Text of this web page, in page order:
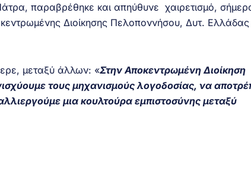
παραβρέθηκε και απηύθυνε χαιρετισμό,
Διοίκησης Πελοποννήσου, Δυτ. Ελλάδας
μεταξύ άλλων: «Στην Αποκεντρωμένη Διοίκηση
τους μηχανισμούς λογοδοσίας, να
μια κουλτούρα εμπιστοσύνης μεταξύ